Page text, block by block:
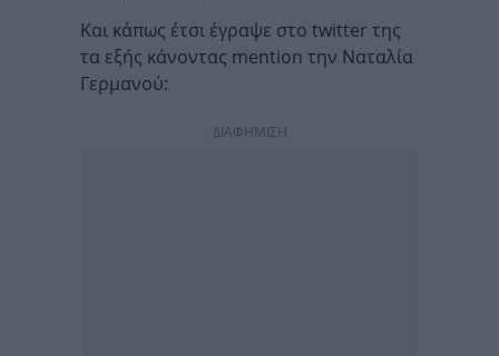
Και κάπως έτσι έγραψε στο twitter της
τα εξής κάνοντας mention την Ναταλία
Γερμανού:
ΔΙΑΦΗΜΙΣΗ